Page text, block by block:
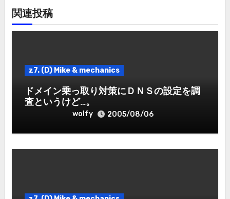
ョ
ン
関連投稿
z7. (D) Mike & mechanics
ドメイン乗っ取り対策にＤＮＳの設定を調
査というけど…。
wolfy 2005/08/06